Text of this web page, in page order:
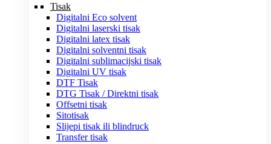
Tisak
Digitalni Eco solvent
Digitalni laserski tisak
Digitalni latex tisak
Digitalni solventni tisak
Digitalni sublimacijski tisak
Digitalni UV tisak
DTF Tisak
DTG Tisak / Direktni tisak
Offsetni tisak
Sitotisak
Slijepi tisak ili blindruck
Transfer tisak